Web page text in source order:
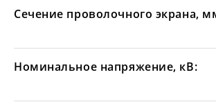
Сечение проволочного экрана,
Номинальное напряжение, кВ: